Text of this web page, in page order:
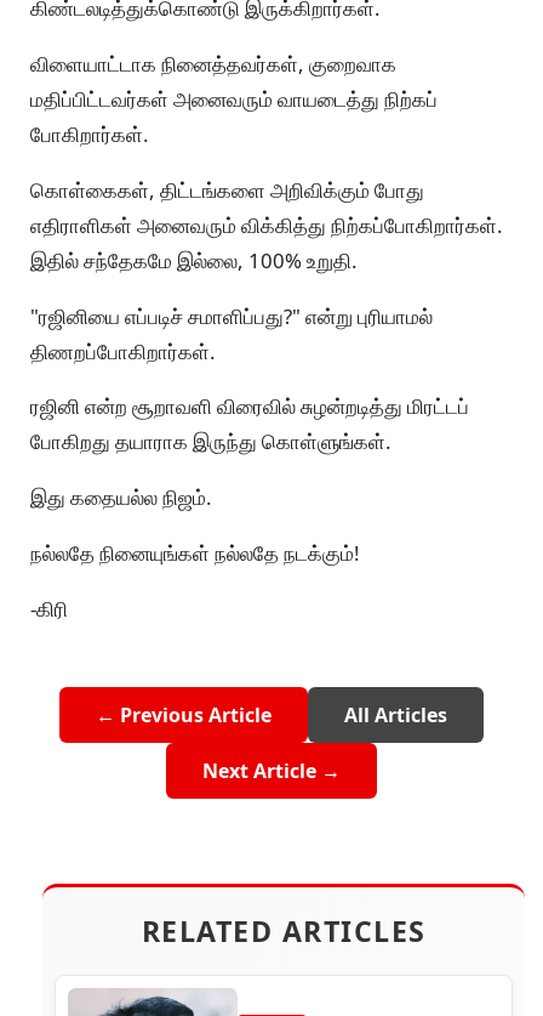
கிண்டலடித்துக்கொண்டு இருக்கிறார்கள்.
விளையாட்டாக நினைத்தவர்கள், குறைவாக
மதிப்பிட்டவர்கள் அனைவரும் வாயடைத்து நிற்கப்
போகிறார்கள்.
கொள்கைகள், திட்டங்களை அறிவிக்கும் போது
எதிராளிகள் அனைவரும் விக்கித்து நிற்கப்போகிறார்கள்.
இதில் சந்தேகமே இல்லை, 100% உறுதி.
"ரஜினியை எப்படிச் சமாளிப்பது?" என்று புரியாமல்
திணறப்போகிறார்கள்.
ரஜினி என்ற சூறாவளி விரைவில் சுழன்றடித்து மிரட்டப்
போகிறது தயாராக இருந்து கொள்ளுங்கள்.
இது கதையல்ல நிஜம்.
நல்லதே நினையுங்கள் நல்லதே நடக்கும்!
-கிரி
← Previous Article All Articles
Next Article →
RELATED ARTICLES